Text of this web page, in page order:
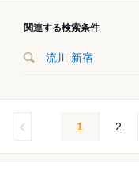
関連する検索条件
流川 新宿
1 2